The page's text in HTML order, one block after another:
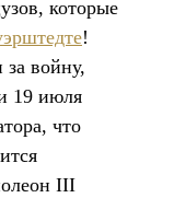
которые
!
войну,
19 июля
что
III